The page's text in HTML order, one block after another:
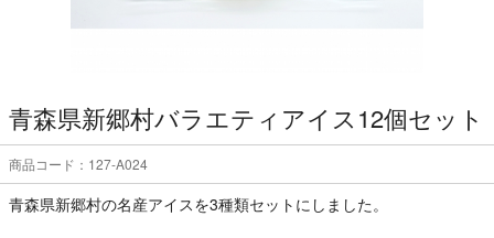
青森県新郷村バラエティアイス12個セット
商品コード：127-A024
青森県新郷村の名産アイスを3種類セットにしました。